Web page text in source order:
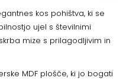
kos pohištva, ki se
ujel s številnimi
mize s prilagodljivim in
MDF plošče, ki jo bogati